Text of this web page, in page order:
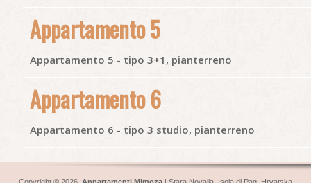
Appartamento 5
Appartamento 5 - tipo 3+1, pianterreno
Appartamento 6
Appartamento 6 - tipo 3 studio, pianterreno